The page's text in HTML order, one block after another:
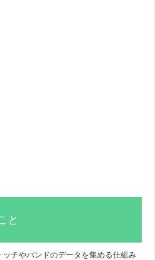
と
ッチやバンドのデータを集める仕組み